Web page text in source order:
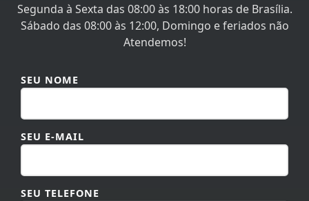
Segunda à Sexta das 08:00 às 18:00 horas de Brasília.
Sábado das 08:00 às 12:00, Domingo e feriados não
Atendemos!
SEU NOME
SEU E-MAIL
SEU TELEFONE